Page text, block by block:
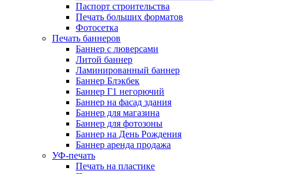
Паспорт строительства
Печать больших форматов
Фотосетка
Печать баннеров
Баннер с люверсами
Литой баннер
Ламинированный баннер
Баннер Блэкбек
Баннер Г1 негорючий
Баннер на фасад здания
Баннер для магазина
Баннер для фотозоны
Баннер на День Рождения
Баннер аренда продажа
УФ-печать
Печать на пластике